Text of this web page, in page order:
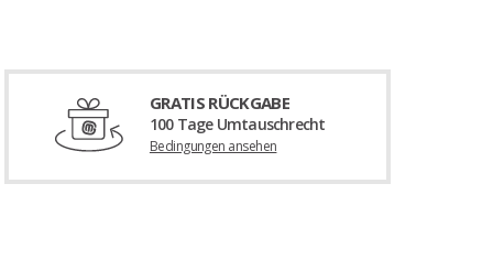
GRATIS RÜCKGABE
100 Tage Umtauschrecht
Bedingungen ansehen